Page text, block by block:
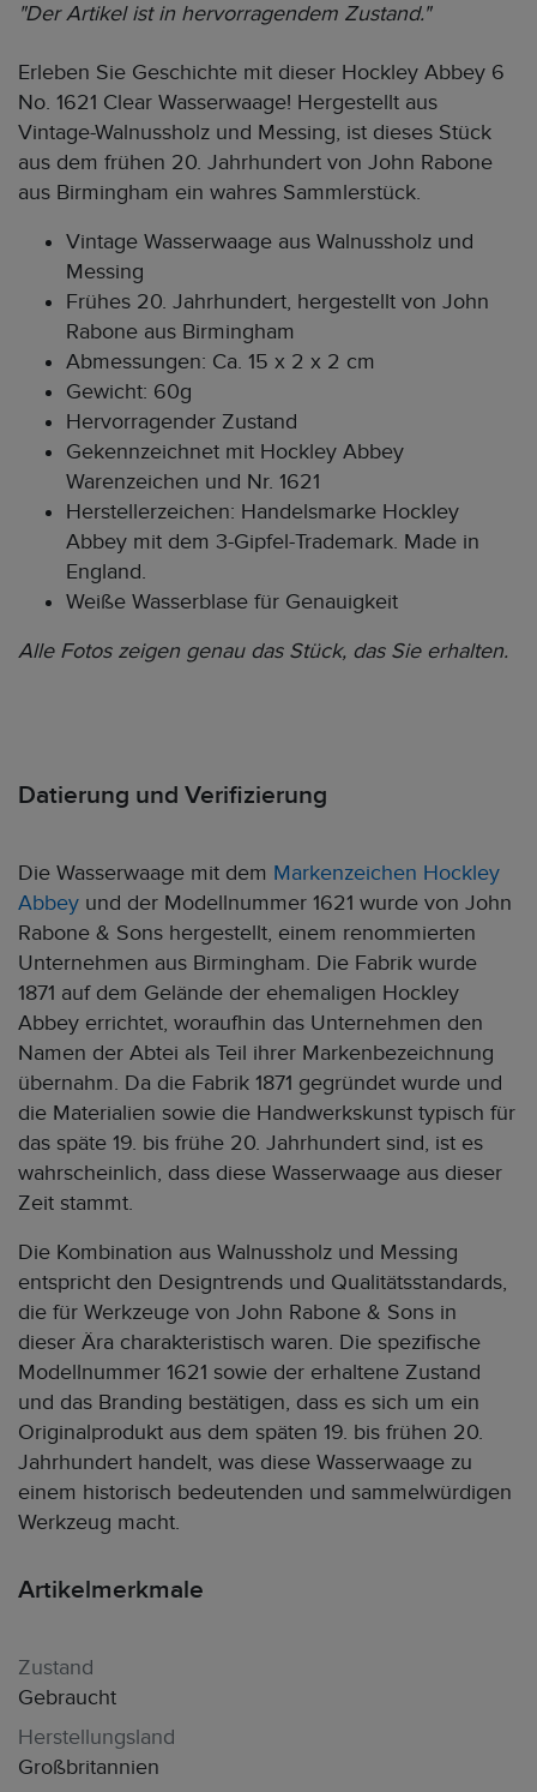
"Der Artikel ist in hervorragendem Zustand."
Erleben Sie Geschichte mit dieser Hockley Abbey 6
No. 1621 Clear Wasserwaage! Hergestellt aus
Vintage-Walnussholz und Messing, ist dieses Stück
aus dem frühen 20. Jahrhundert von John Rabone
aus Birmingham ein wahres Sammlerstück.
Vintage Wasserwaage aus Walnussholz und
Messing
Frühes 20. Jahrhundert, hergestellt von John
Rabone aus Birmingham
Abmessungen: Ca. 15 x 2 x 2 cm
Gewicht: 60g
Hervorragender Zustand
Gekennzeichnet mit Hockley Abbey
Warenzeichen und Nr. 1621
Herstellerzeichen: Handelsmarke Hockley
Abbey mit dem 3-Gipfel-Trademark. Made in
England.
Weiße Wasserblase für Genauigkeit
Alle Fotos zeigen genau das Stück, das Sie erhalten.
Datierung und Verifizierung
Die Wasserwaage mit dem Markenzeichen Hockley
Abbey und der Modellnummer 1621 wurde von John
Rabone & Sons hergestellt, einem renommierten
Unternehmen aus Birmingham. Die Fabrik wurde
1871 auf dem Gelände der ehemaligen Hockley
Abbey errichtet, woraufhin das Unternehmen den
Namen der Abtei als Teil ihrer Markenbezeichnung
übernahm. Da die Fabrik 1871 gegründet wurde und
die Materialien sowie die Handwerkskunst typisch für
das späte 19. bis frühe 20. Jahrhundert sind, ist es
wahrscheinlich, dass diese Wasserwaage aus dieser
Zeit stammt.
Die Kombination aus Walnussholz und Messing
entspricht den Designtrends und Qualitätsstandards,
die für Werkzeuge von John Rabone & Sons in
dieser Ära charakteristisch waren. Die spezifische
Modellnummer 1621 sowie der erhaltene Zustand
und das Branding bestätigen, dass es sich um ein
Originalprodukt aus dem späten 19. bis frühen 20.
Jahrhundert handelt, was diese Wasserwaage zu
einem historisch bedeutenden und sammelwürdigen
Werkzeug macht.
Artikelmerkmale
Zustand
Gebraucht
Herstellungsland
Großbritannien